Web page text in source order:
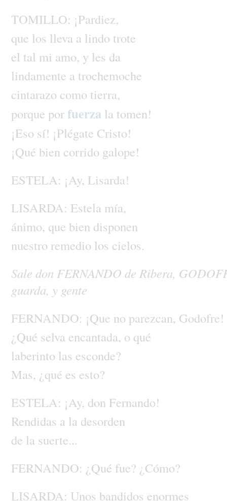
TOMILLO: ¡Pardiez,
que los lleva a lindo trote
el tal mi amo, y les da
lindamente a trochemoche
cintarazo como tierra,
porque porfuerza la tomen!
¡Eso sí! ¡Plégate Cristo!
¡Qué bien corrido galope!
ESTELA: ¡Ay, Lisarda!
LISARDA: Estela mía,
ánimo, que bien disponen
nuestro remedio los cielos.
Sale don FERNANDO de Ribera,
guarda, y gente
FERNANDO: ¡Que no parezcan, Godofre!
¿Qué selva encantada, o qué
laberinto las esconde?
Mas, ¿qué es esto?
ESTELA: ¡Ay, don Fernando!
Rendidas a la desorden
de la suerte...
FERNANDO: ¿Qué fue? ¿Cómo?
LISARDA: Unos bandidos enormes